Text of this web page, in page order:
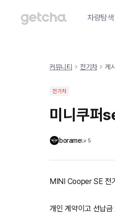
차량탐색
커뮤니티 전기차 게
전기차
미니쿠퍼
borameLv 5
MINI Cooper SE 전
개인 계약이고 선납